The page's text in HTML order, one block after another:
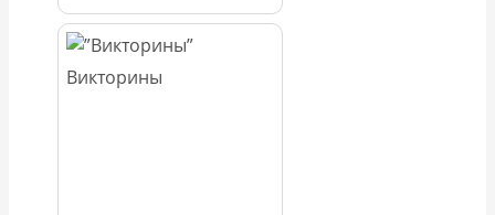
Викторины